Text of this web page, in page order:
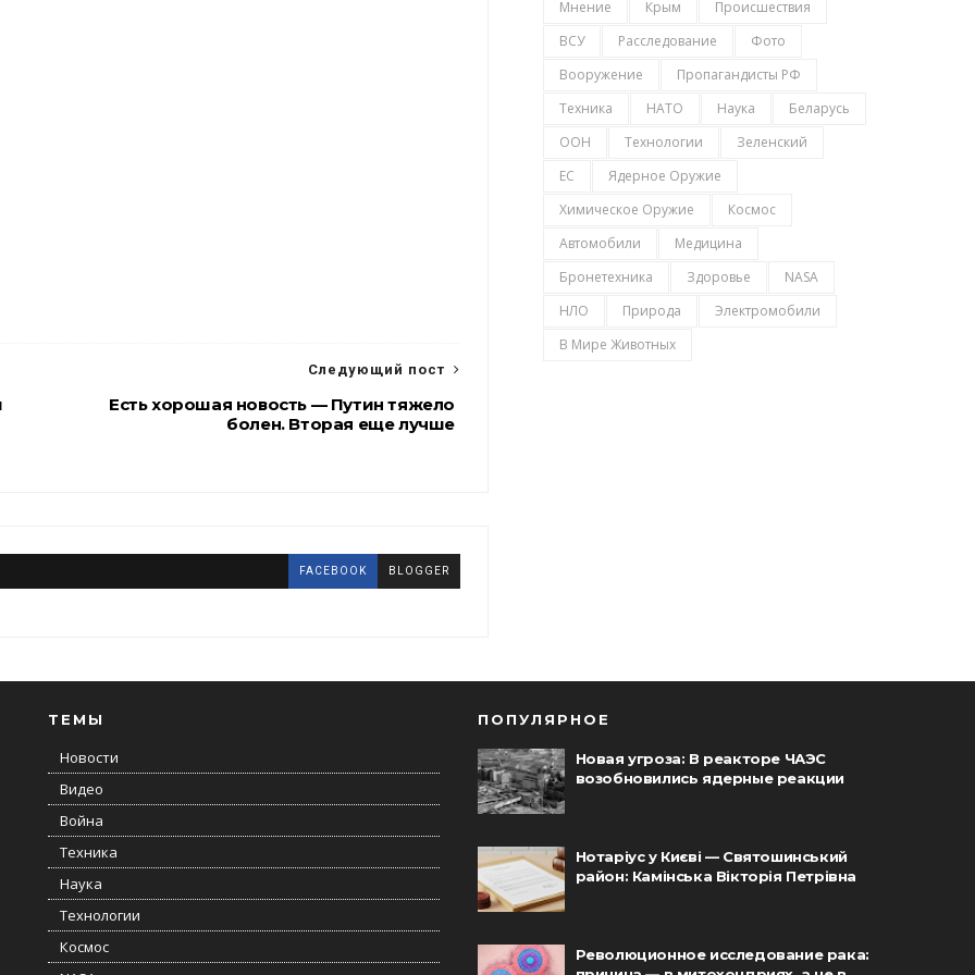
Следующий пост
Есть хорошая новость — Путин тяжело
болен. Вторая еще лучше
FACEBOOK BLOGGER
Мнение
Крым
Происшествия
ВСУ
Расследование
Фото
Вооружение
Пропагандисты РФ
Техника
НАТО Наука
Беларусь
ООН
Технологии
Зеленский
ЕС
Ядерное Оружие
Химическое Оружие
Космос
Автомобили
Медицина
Бронетехника
Здоровье
NASA
НЛО
Природа
Электромобили
В Мире Животных
ТЕМЫ
Новости
Видео
Война
Техника
Наука
Технологии
Космос
ПОПУЛЯРНОЕ
Новая угроза: В реакторе ЧАЭС
возобновились ядерные реакции
Нотаріус у Києві — Святошинський
район: Камінська Вікторія Петрівна
Революционное исследование рака: